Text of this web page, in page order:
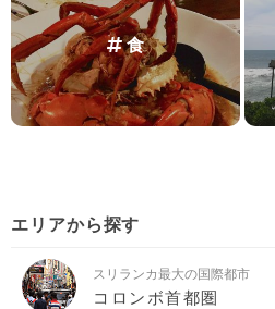
食
エリアから探す
スリランカ最大の国際都市
コロンボ首都圏